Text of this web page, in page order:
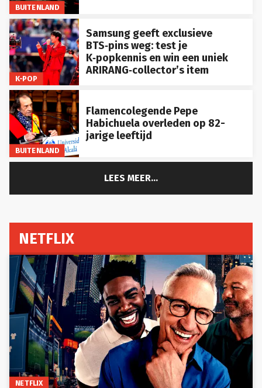
BUITENLAND
K-POP
Samsung geeft exclusieve
BTS‑pins weg: test je
K‑popkennis en win een uniek
ARIRANG‑collector’s item
BUITENLAND
Flamencolegende Pepe
Habichuela overleden op 82-
jarige leeftijd
LEES MEER...
NETFLIX
NETFLIX